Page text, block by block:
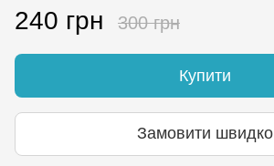
240 грн 300 грн
Купити
Замовити швидко